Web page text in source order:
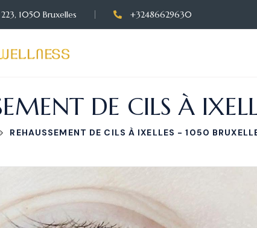
1050 Bruxelles +32486629630
DE CILS À
REHAUSSEMENT DE CILS À IXELLES - 1050